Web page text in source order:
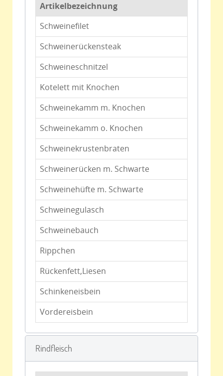
Artikelbezeichnung
Schweinefilet
Schweinerückensteak
Schweineschnitzel
Kotelett mit Knochen
Schweinekamm m. Knochen
Schweinekamm o. Knochen
Schweinekrustenbraten
Schweinerücken m. Schwarte
Schweinehüfte m. Schwarte
Schweinegulasch
Schweinebauch
Rippchen
Rückenfett,Liesen
Schinkeneisbein
Vordereisbein
Rindfleisch